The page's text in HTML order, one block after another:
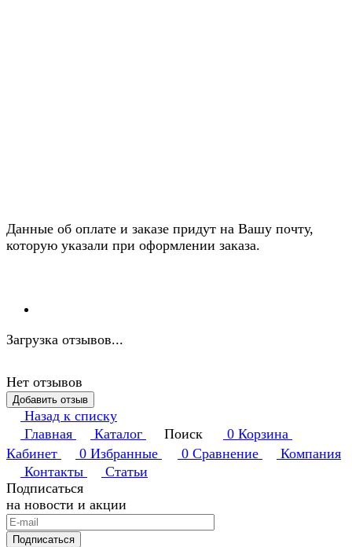
Данные об оплате и заказе придут на Вашу почту,
которую указали при оформлении заказа.
Загрузка отзывов...
Нет отзывов
Добавить отзыв
Назад к списку
Главная
Каталог Поиск 0 Корзина
Кабинет
0 Избранные 0 Сравнение
Компания
Контакты
Статьи
Подписаться
на новости и акции
Подписаться